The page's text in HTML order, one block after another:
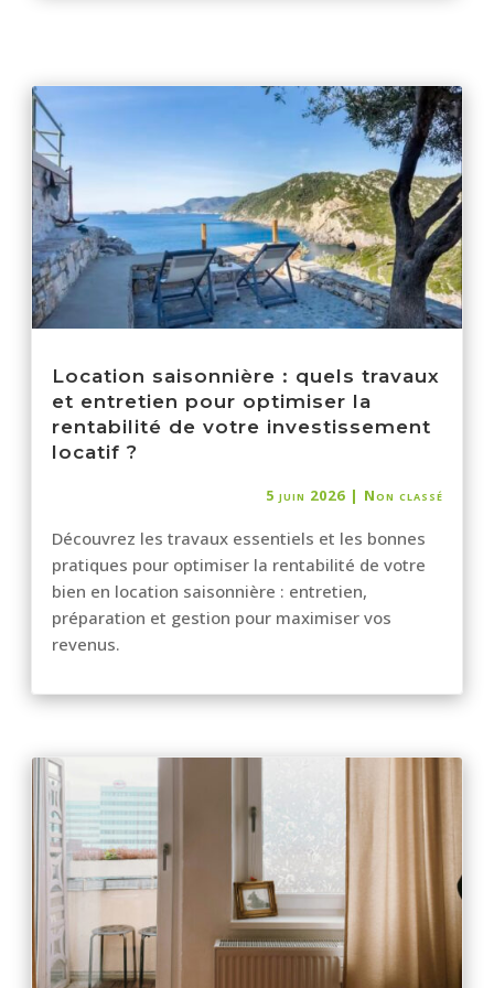
Location saisonnière : quels travaux
et entretien pour optimiser la
rentabilité de votre investissement
locatif ?
5 juin 2026| Non classé
Découvrez les travaux essentiels et les bonnes
pratiques pour optimiser la rentabilité de votre
bien en location saisonnière : entretien,
préparation et gestion pour maximiser vos
revenus.